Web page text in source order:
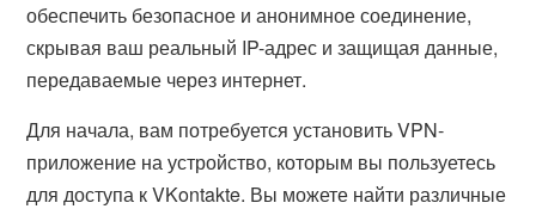
обеспечить безопасное и анонимное соединение,
скрывая ваш реальный IP-адрес и защищая данные,
передаваемые через интернет.
Для начала, вам потребуется установить VPN-
приложение на устройство, которым вы пользуетесь
для доступа к VKontakte. Вы можете найти различные